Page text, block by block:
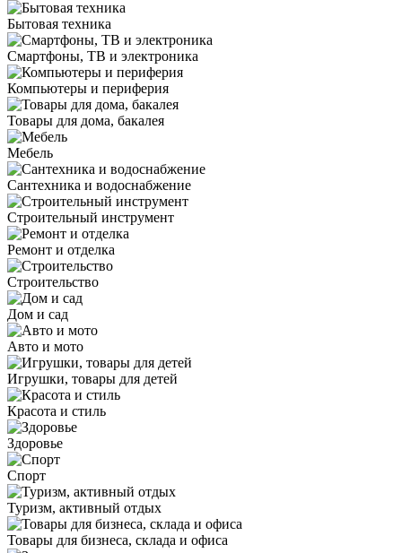
Бытовая техника
Смартфоны, ТВ и электроника
Компьютеры и периферия
Товары для дома, бакалея
Мебель
Сантехника и водоснабжение
Строительный инструмент
Ремонт и отделка
Строительство
Дом и сад
Авто и мото
Игрушки, товары для детей
Красота и стиль
Здоровье
Спорт
Туризм, активный отдых
Товары для бизнеса, склада и офиса